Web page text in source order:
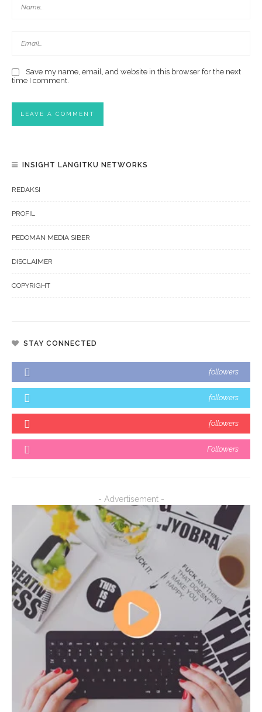
Save my name, email, and website in this browser for the next
time I comment.
INSIGHT LANGITKU NETWORKS
REDAKSI
PROFIL
PEDOMAN MEDIA SIBER
DISCLAIMER
COPYRIGHT
STAY CONNECTED
followers
followers
followers
Followers
- Advertisement -